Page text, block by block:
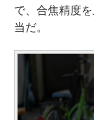
で、合焦精度
当だ。